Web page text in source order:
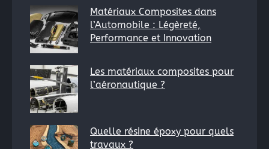
Matériaux Composites dans
l’Automobile : Légèreté,
Performance et Innovation
Les matériaux composites pour
l’aéronautique ?
Quelle résine époxy pour quels
travaux ?